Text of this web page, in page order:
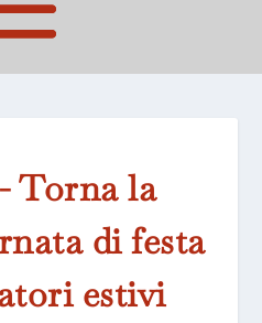
Torna la
di festa
estivi